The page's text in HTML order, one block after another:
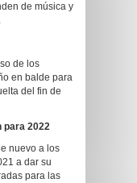
de música y
de los
en balde para
del fin de
para 2022
nuevo a los
a dar su
para las